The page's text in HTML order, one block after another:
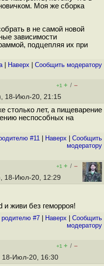
Моя же сборка
в не самой новой
зависимости
подцепляя их при
| Наверх Cообщить модератору
+1 + / –
18-Июл-20, 21:15
столько лет, а пищеварение
неспособных на
#11 Наверх
Cообщить
модератору
+1 + / –
18-Июл-20, 12:29
и живи без геморроя!
родителю #7 Наверх
Cообщить
модератору
+1 + / –
Июл-20, 16:30